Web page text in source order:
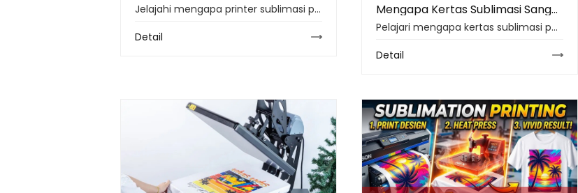
Jelajahi mengapa printer sublimasi penting di tahun 2026, mulai dari produksi sesuai permintaan dan hasil cetak yang tahan lama hingga tinta ramah lingkungan, otomatisasi, dan alur kerja yang dapat diskalakan.
Detail
Mengapa Kertas Sublimasi Sangat Penting untuk Pencetakan Kain Berkualitas Tinggi?
Pelajari mengapa kertas sublimasi penting untuk pencetakan kain berkualitas tinggi di tahun 2026, mulai dari transfer tinta dan berat kertas hingga kontrol panas dan bahan ramah lingkungan.
Detail